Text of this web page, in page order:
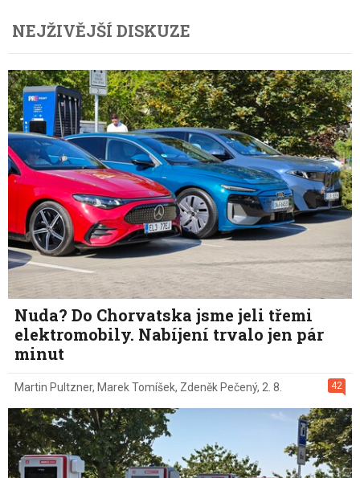
NEJŽIVĚJŠÍ DISKUZE
Nuda? Do Chorvatska jsme jeli třemi
elektromobily. Nabíjení trvalo jen pár
minut
42
Martin Pultzner, Marek Tomíšek, Zdeněk Pečený, 2. 8.